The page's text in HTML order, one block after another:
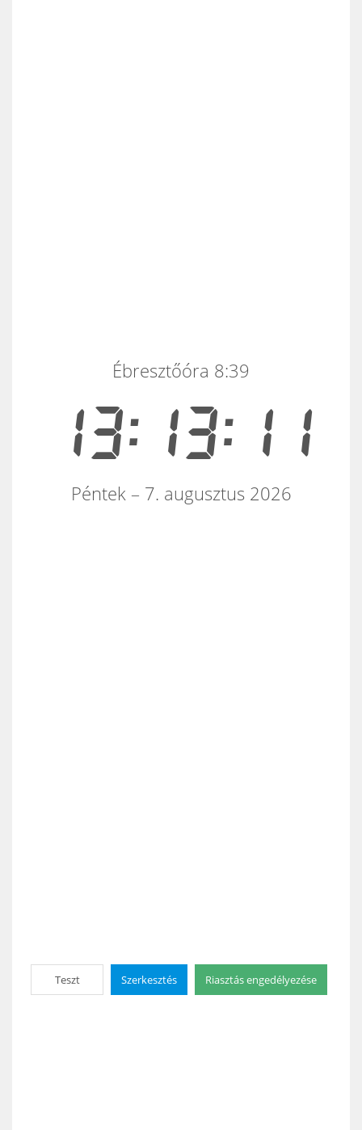
13:13:11
Ébresztőóra 8:39
Péntek – 7. augusztus 2026
Teszt Szerkesztés Riasztás engedélyezése